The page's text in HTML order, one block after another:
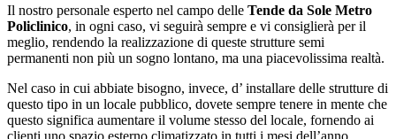
Il nostro personale esperto nel campo delle Tende da Sole Metro
Policlinico, in ogni caso, vi seguirà sempre e vi consiglierà per il
meglio, rendendo la realizzazione di queste strutture semi
permanenti non più un sogno lontano, ma una piacevolissima realtà.
Nel caso in cui abbiate bisogno, invece, d’ installare delle strutture di
questo tipo in un locale pubblico, dovete sempre tenere in mente che
questo significa aumentare il volume stesso del locale, fornendo ai
clienti uno spazio esterno climatizzato in tutti i mesi dell’anno,